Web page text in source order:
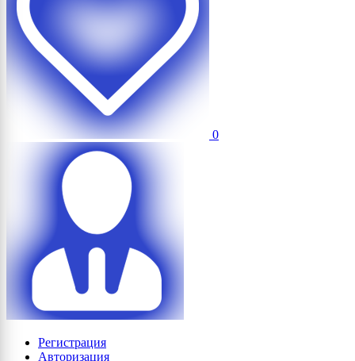
0
Регистрация
Авторизация